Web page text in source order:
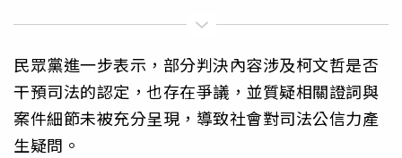
民眾黨進一步表示，部分判決內容涉及柯文哲是否
干預司法的認定，也存在爭議，並質疑相關證詞與
案件細節未被充分呈現，導致社會對司法公信力產
生疑問。